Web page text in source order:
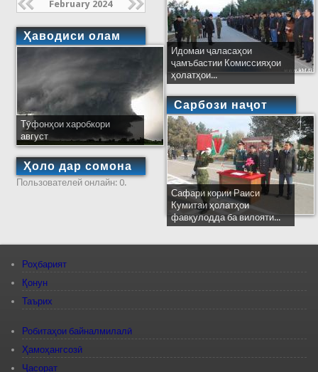
February 2024
Ҳаводиси олам
Тӯфонҳои харобкори
август
Ҳоло дар сомона
Пользователей онлайн: 0.
Идомаи ҷаласаҳои
ҷамъбастии Комиссияҳои
ҳолатҳои...
Сарбози наҷот
Сафари кории Раиси
Кумитаи ҳолатҳои
фавқулодда ба вилояти...
Роҳбарият
Қонун
Таърих
Робитаҳои байналмилалӣ
Ҳамоҳангсозӣ
Ҷасорат